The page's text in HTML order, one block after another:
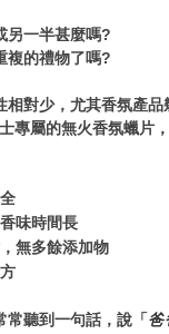
另一半甚麼嗎?
複的禮物了嗎?
相對少，尤其香氛產品
專屬的無火香氛蠟片
味時間長
，無多餘添加物
常聽到一句話，說「爸